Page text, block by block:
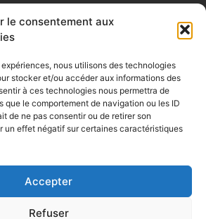
le consentement aux
nous utilisons des technologies
stocker et/ou accéder aux informations des
à ces technologies nous permettra de
que le comportement de navigation ou les ID
de ne pas consentir ou de retirer son
un effet négatif sur certaines caractéristiques
Accepter
Refuser
Formation
Giraud – Apt12 – 31200
031